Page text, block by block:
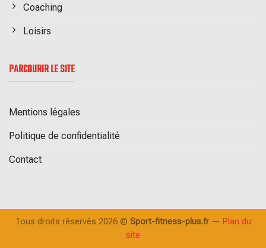
Coaching
Loisirs
PARCOURIR LE SITE
Mentions légales
Politique de confidentialité
Contact
Tous droits réservés 2026 © Sport-fitness-plus.fr — Plan du
site